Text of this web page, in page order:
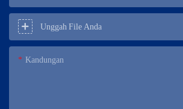
Unggah File Anda
Kandungan